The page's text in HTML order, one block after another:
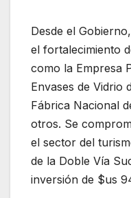
Desde el
el fortalecimiento
como la Empresa
Envases de Vidrio
Fábrica Nacional
otros. Se
el sector del
de la Doble Vía
inversión de $us